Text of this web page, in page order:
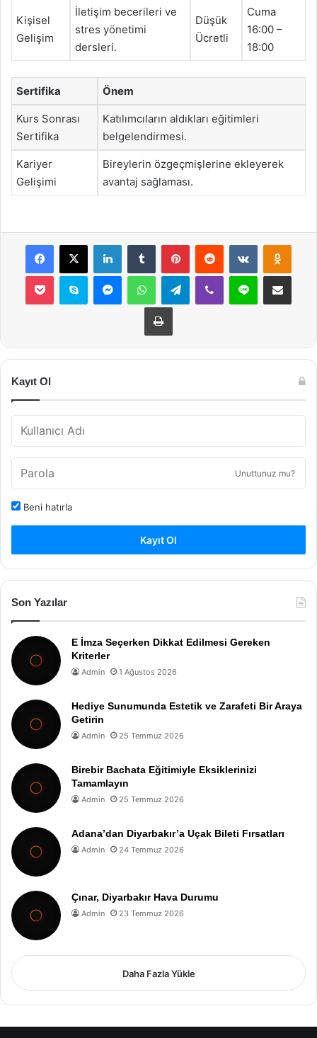
Kişisel
Gelişim
İletişim becerileri ve
stres yönetimi
dersleri.
Düşük
Ücretli
Cuma
16:00 –
18:00
Sertifika Önem
Kurs Sonrası
Sertifika
Katılımcıların aldıkları eğitimleri
belgelendirmesi.
Kariyer
Gelişimi
Bireylerin özgeçmişlerine ekleyerek
avantaj sağlaması.
Facebook
X LinkedInTumblr PinterestReddit VKontakte
Pocket Skype MessengerWhatsAppTelegramViber Line E-Posta ile
Yazdır
Kayıt Ol
Unuttunuz mu?
Beni hatırla
Kayıt Ol
Son Yazılar
E İmza Seçerken Dikkat Edilmesi Gereken
Kriterler
Admin 1 Ağustos 2026
Hediye Sunumunda Estetik ve Zarafeti Bir Araya
Getirin
Admin 25 Temmuz 2026
Birebir Bachata Eğitimiyle Eksiklerinizi
Tamamlayın
Admin 25 Temmuz 2026
Adana’dan Diyarbakır’a Uçak Bileti Fırsatları
Admin 24 Temmuz 2026
Çınar, Diyarbakır Hava Durumu
Admin 23 Temmuz 2026
Daha Fazla Yükle